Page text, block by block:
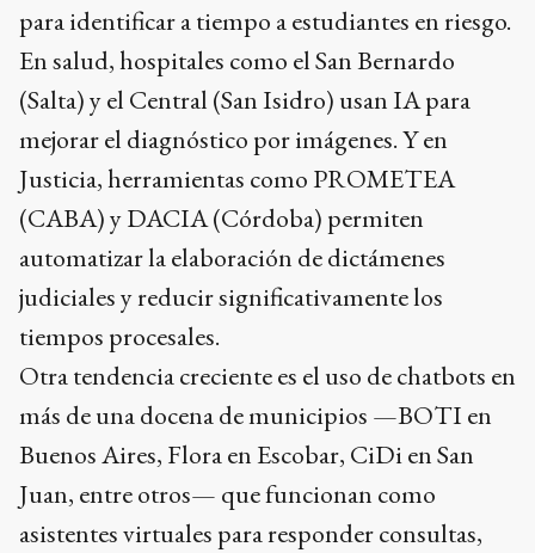
para identificar a tiempo a estudiantes en riesgo.
En salud, hospitales como el San Bernardo
(Salta) y el Central (San Isidro) usan IA para
mejorar el diagnóstico por imágenes. Y en
Justicia, herramientas como PROMETEA
(CABA) y DACIA (Córdoba) permiten
automatizar la elaboración de dictámenes
judiciales y reducir significativamente los
tiempos procesales.
Otra tendencia creciente es el uso de chatbots en
más de una docena de municipios —BOTI en
Buenos Aires, Flora en Escobar, CiDi en San
Juan, entre otros— que funcionan como
asistentes virtuales para responder consultas,